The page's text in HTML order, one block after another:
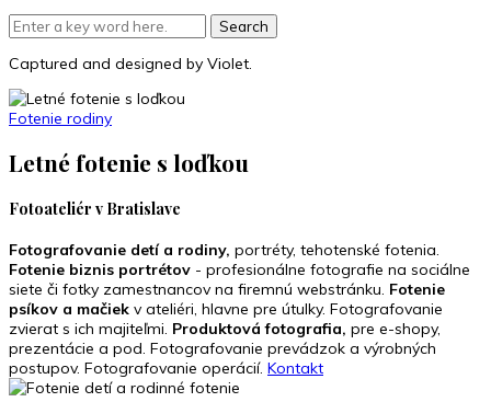
Captured and designed by Violet.
Fotenie rodiny
Letné fotenie s loďkou
Fotoateliér v Bratislave
Fotografovanie detí a rodiny, portréty, tehotenské fotenia.
Fotenie biznis portrétov - profesionálne fotografie na sociálne
siete či fotky zamestnancov na firemnú webstránku. Fotenie
psíkov a mačiek v ateliéri, hlavne pre útulky. Fotografovanie
zvierat s ich majiteľmi. Produktová fotografia, pre e-shopy,
prezentácie a pod. Fotografovanie prevádzok a výrobných
postupov. Fotografovanie operácií. Kontakt